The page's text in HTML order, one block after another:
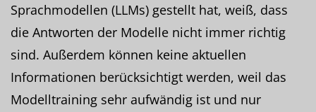
Sprachmodellen (LLMs) gestellt hat, weiß, dass
die Antworten der Modelle nicht immer richtig
sind. Außerdem können keine aktuellen
Informationen berücksichtigt werden, weil das
Modelltraining sehr aufwändig ist und nur